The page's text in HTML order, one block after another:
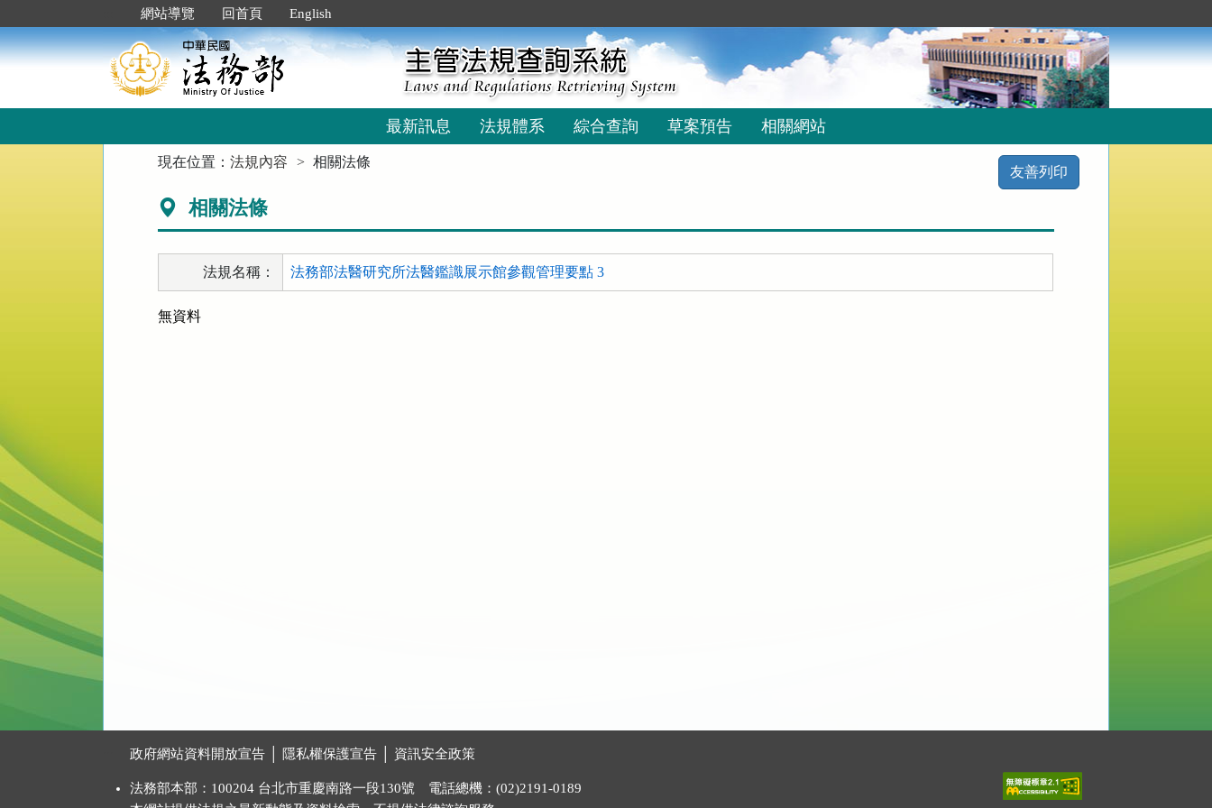
到
主
要
網站導覽 回首頁 English
最新訊息 法規體系 綜合查詢 草案預告 相關網站
現在位置：法規內容 相關法條
友善列印
相關法條
法規名稱： 法務部法醫研究所法醫鑑識展示館參觀管理要點 3
無資料
政府網站資料開放宣告 隱私權保護宣告 資訊安全政策
法務部本部：100204 台北市重慶南路一段130號 電話總機：(02)2191-0189